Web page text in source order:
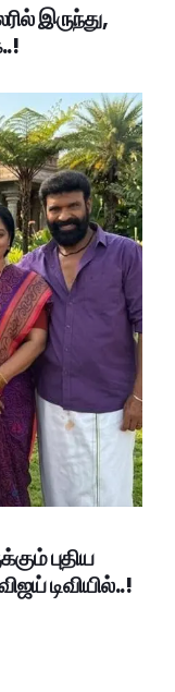
இருந்து,
புதிய
டிவியில்..!